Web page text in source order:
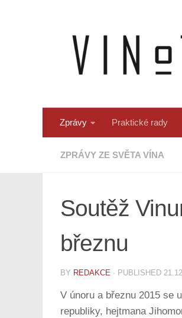
Zprávy Praktické rady
ZPRÁVY ZE SVĚTA VÍNA
Soutěž
březnu
BY REDAKCE · PUBLISHED
V únoru a březnu 2015 se
republiky, hejtmana